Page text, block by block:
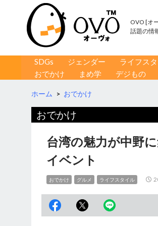
OVO [オ
話題の情
コンテンツへ移動
SDGs ジェンダー ライフス
おでかけ
まめ学 デジもの
ホーム > おでかけ
おでかけ
台湾の魅力が中野
イベント
おでかけ グルメ ライフスタイル